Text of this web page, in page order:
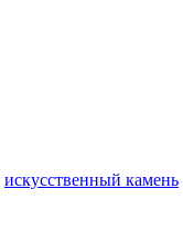
искусственный камень